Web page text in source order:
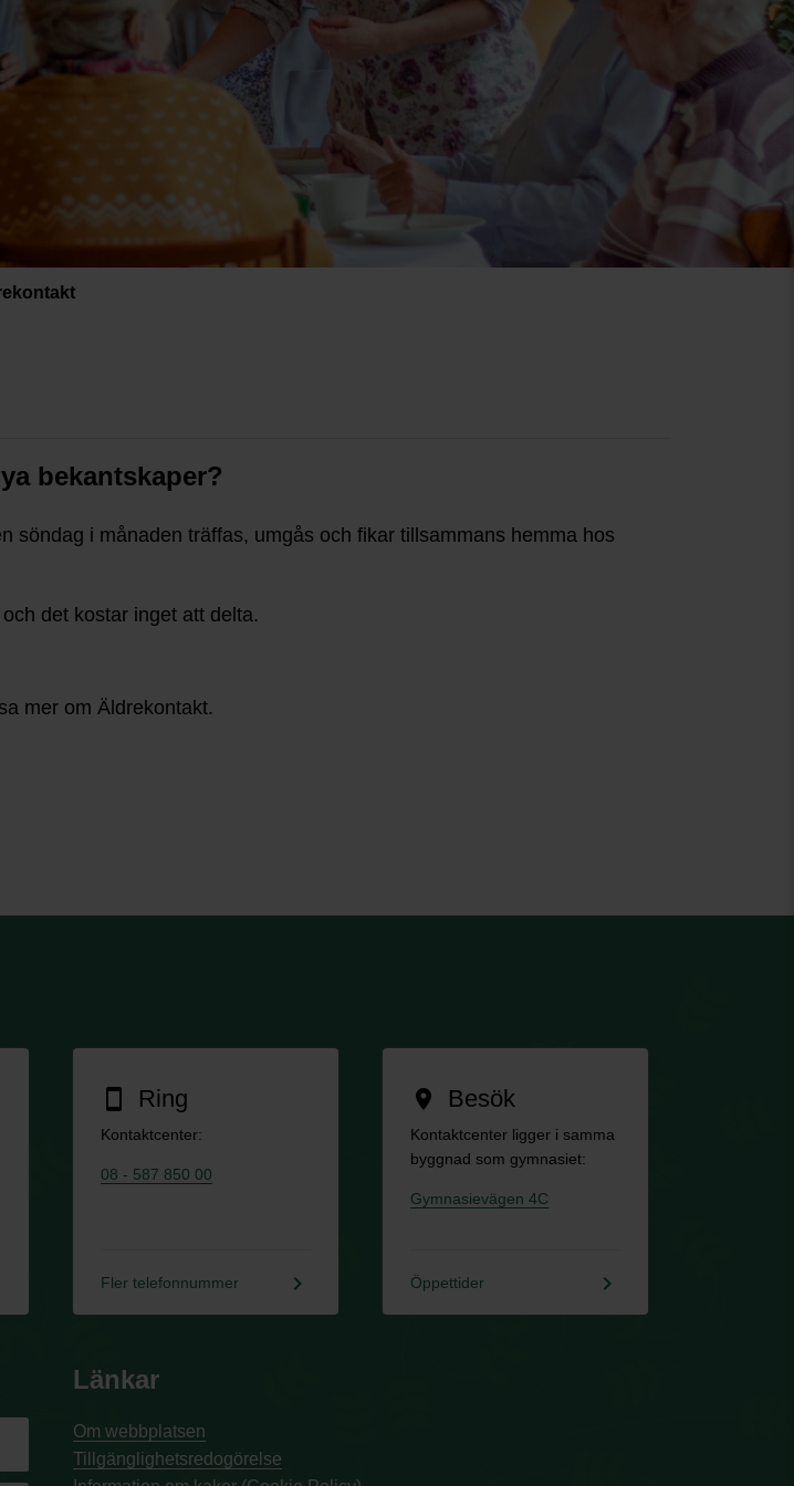
bekantskaper?
söndag i månaden träffas, umgås och fikar tillsammans hemma hos
det kostar inget att delta.
mer om Äldrekontakt.
smartphone Ring
Kontaktcenter:
08 - 587 850 00
Fler telefonnummer keyboard_arrow_right
location_on Besök
Kontaktcenter ligger i samma
byggnad som gymnasiet:
Gymnasievägen 4C
Öppettider keyboard_arrow_right
Länkar
Om webbplatsen
Tillgänglighetsredogörelse